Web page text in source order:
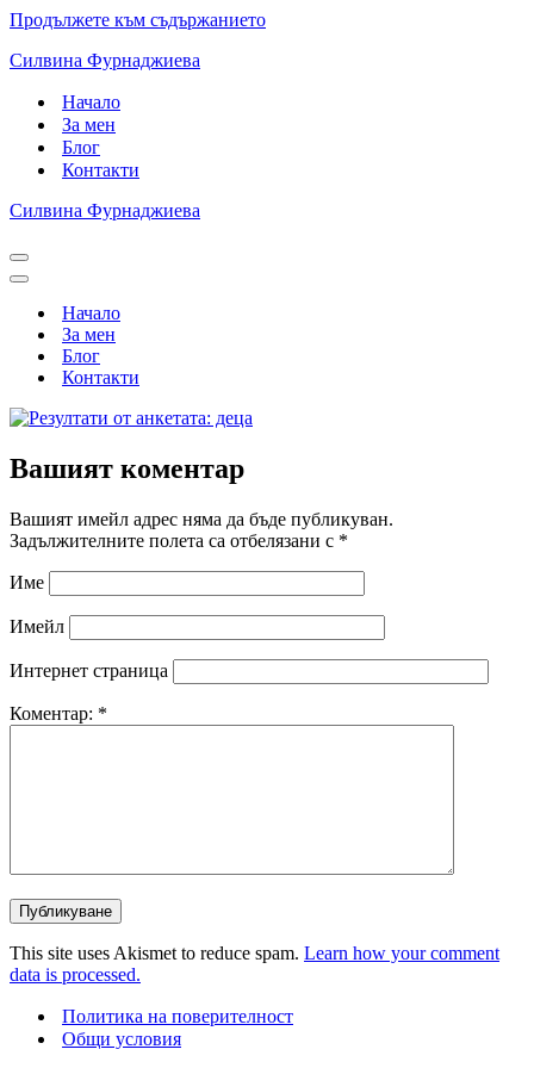
Продължете към съдържанието
Силвина Фурнаджиева
Начало
За мен
Блог
Контакти
Силвина Фурнаджиева
Навигационно
меню
Навигационно
Начало
За мен
Блог
Контакти
Вашият коментар
Вашият имейл адрес няма да бъде публикуван.
Задължителните полета са отбелязани с *
Име
Имейл
Интернет страница
Коментар: *
This site uses Akismet to reduce spam. Learn how your comment
data is processed.
Политика на поверителност
Общи условия